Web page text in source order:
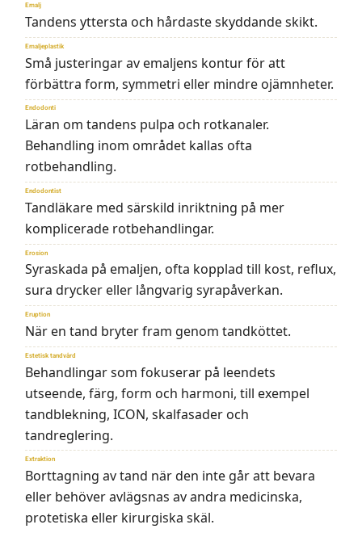
Emalj
Tandens yttersta och hårdaste skyddande skikt.
Emaljeplastik
Små justeringar av emaljens kontur för att
förbättra form, symmetri eller mindre ojämnheter.
Endodonti
Läran om tandens pulpa och rotkanaler.
Behandling inom området kallas ofta
rotbehandling.
Endodontist
Tandläkare med särskild inriktning på mer
komplicerade rotbehandlingar.
Erosion
Syraskada på emaljen, ofta kopplad till kost, reflux,
sura drycker eller långvarig syrapåverkan.
Eruption
När en tand bryter fram genom tandköttet.
Estetisk tandvård
Behandlingar som fokuserar på leendets
utseende, färg, form och harmoni, till exempel
tandblekning, ICON, skalfasader och
tandreglering.
Extraktion
Borttagning av tand när den inte går att bevara
eller behöver avlägsnas av andra medicinska,
protetiska eller kirurgiska skäl.